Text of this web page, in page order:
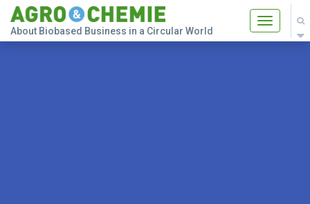
Toggle
About Biobased Business in a Circular World